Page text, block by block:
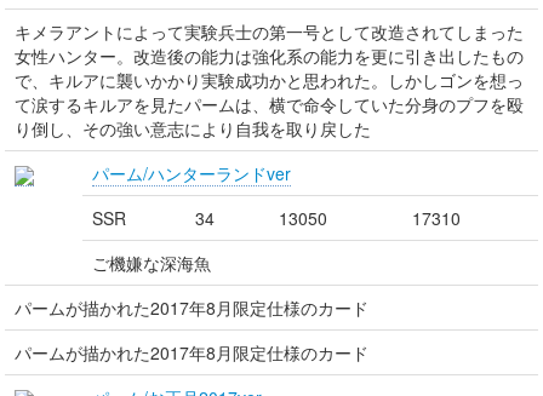
キメラアントによって実験兵士の第一号として改造されてしまった
女性ハンター。改造後の能力は強化系の能力を更に引き出したもの
で、キルアに襲いかかり実験成功かと思われた。しかしゴンを想っ
て涙するキルアを見たパームは、横で命令していた分身のプフを殴
り倒し、その強い意志により自我を取り戻した
パーム/ハンターランドver
SSR
34 13050
17310
ご機嫌な深海魚
パームが描かれた2017年8月限定仕様のカード
パームが描かれた2017年8月限定仕様のカード